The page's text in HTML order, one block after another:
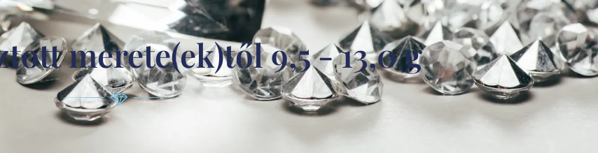
mérete(ek)től 9,5 - 13,0 g